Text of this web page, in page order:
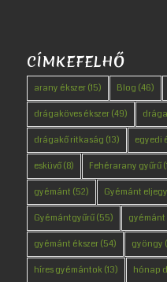
CÍMKEFELHŐ
arany ékszer(15) Blog (46)
drágaköves ékszer(49)
drágakő ritkaság (13) egyedi
esküvő(8) Fehérarany gyűrű
gyémánt (52) Gyémánt
Gyémántgyűrű(55) gyémánt
gyémánt ékszer(54) gyöngy
híres gyémántok(13) hónap